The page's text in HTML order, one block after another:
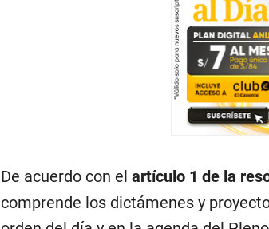
De acuerdo con el artículo 1 de la
comprende los dictámenes y